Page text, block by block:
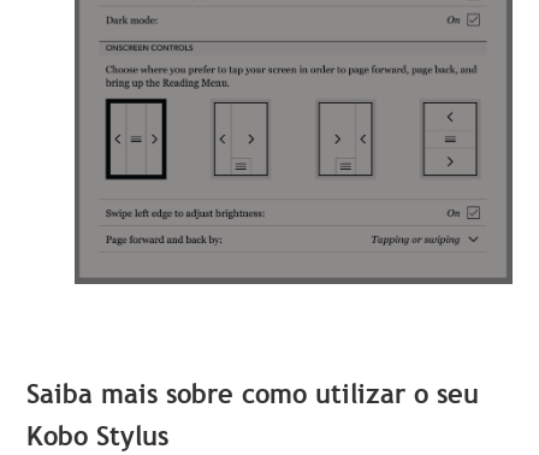
Saiba mais sobre como utilizar o seu
Kobo Stylus